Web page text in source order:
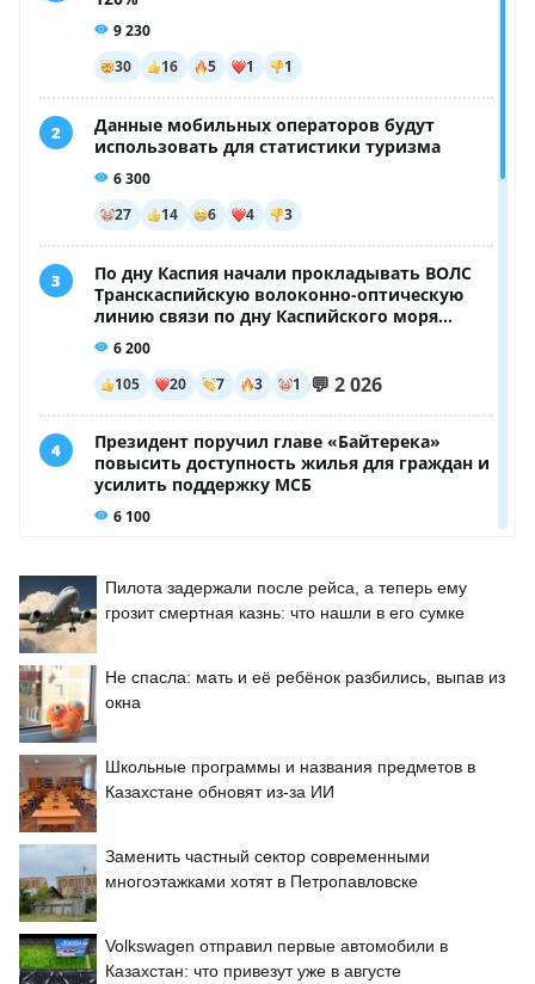
Пилота задержали после рейса, а теперь ему
грозит смертная казнь: что нашли в его сумке
Не спасла: мать и её ребёнок разбились, выпав из
окна
Школьные программы и названия предметов в
Казахстане обновят из-за ИИ
Заменить частный сектор современными
многоэтажками хотят в Петропавловске
Volkswagen отправил первые автомобили в
Казахстан: что привезут уже в августе